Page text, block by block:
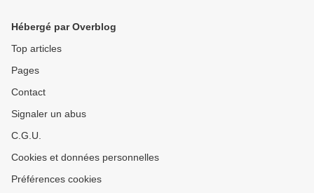
Hébergé par Overblog
Top articles
Pages
Contact
Signaler un abus
C.G.U.
Cookies et données personnelles
Préférences cookies